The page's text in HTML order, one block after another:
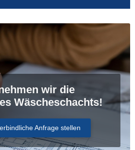
wir die
Wäscheschachts!
Anfrage stellen